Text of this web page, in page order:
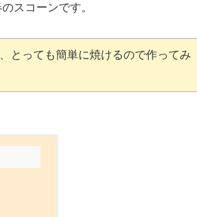
スコーンです。
とっても簡単に焼けるので作ってみ